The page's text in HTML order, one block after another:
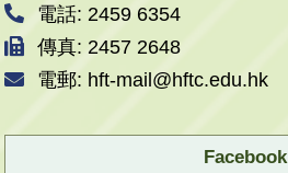
電話: 2459 6354
傳真: 2457 2648
電郵: hft-mail@hftc.edu.hk
Facebook